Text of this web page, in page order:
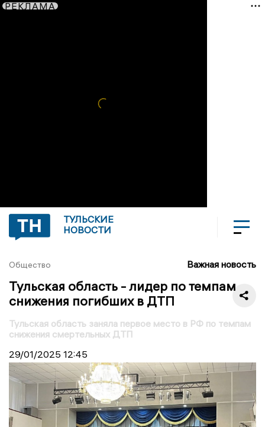
РЕКЛАМА
ТУЛЬСКИЕ
НОВОСТИ
Общество Важная новость
Тульская область - лидер по темпам
снижения погибших в ДТП
Тульская область заняла первое место в РФ по темпам
снижения смертельных ДТП
29/01/2025 12:45